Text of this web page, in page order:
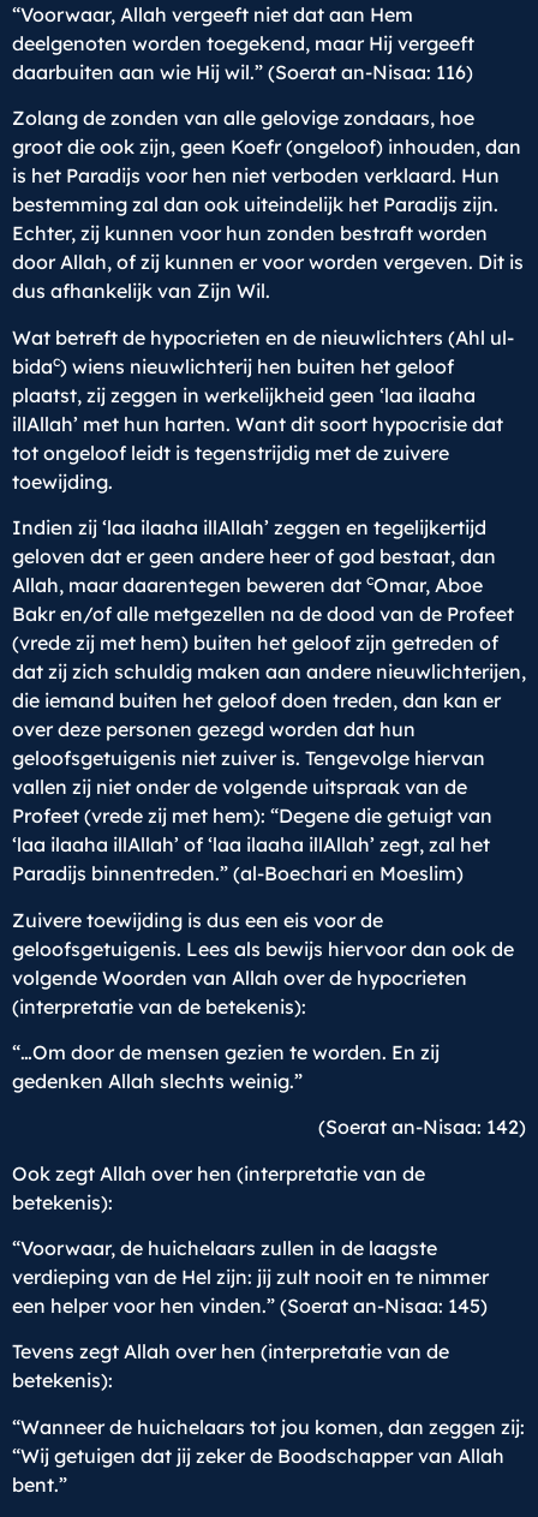
“Voorwaar, Allah vergeeft niet dat aan Hem
deelgenoten worden toegekend, maar Hij vergeeft
daarbuiten aan wie Hij wil.” (Soerat an-Nisaa: 116)
Zolang de zonden van alle gelovige zondaars, hoe
groot die ook zijn, geen Koefr (ongeloof) inhouden, dan
is het Paradijs voor hen niet verboden verklaard. Hun
bestemming zal dan ook uiteindelijk het Paradijs zijn.
Echter, zij kunnen voor hun zonden bestraft worden
door Allah, of zij kunnen er voor worden vergeven. Dit is
dus afhankelijk van Zijn Wil.
Wat betreft de hypocrieten en de nieuwlichters (Ahl ul-
bidac) wiens nieuwlichterij hen buiten het geloof
plaatst, zij zeggen in werkelijkheid geen ‘laa ilaaha
illAllah’ met hun harten. Want dit soort hypocrisie dat
tot ongeloof leidt is tegenstrijdig met de zuivere
toewijding.
Indien zij ‘laa ilaaha illAllah’ zeggen en tegelijkertijd
geloven dat er geen andere heer of god bestaat, dan
Allah, maar daarentegen beweren dat cOmar, Aboe
Bakr en/of alle metgezellen na de dood van de Profeet
(vrede zij met hem) buiten het geloof zijn getreden of
dat zij zich schuldig maken aan andere nieuwlichterijen,
die iemand buiten het geloof doen treden, dan kan er
over deze personen gezegd worden dat hun
geloofsgetuigenis niet zuiver is. Tengevolge hiervan
vallen zij niet onder de volgende uitspraak van de
Profeet (vrede zij met hem): “Degene die getuigt van
‘laa ilaaha illAllah’ of ‘laa ilaaha illAllah’ zegt, zal het
Paradijs binnentreden.” (al-Boechari en Moeslim)
Zuivere toewijding is dus een eis voor de
geloofsgetuigenis. Lees als bewijs hiervoor dan ook de
volgende Woorden van Allah over de hypocrieten
(interpretatie van de betekenis):
“…Om door de mensen gezien te worden. En zij
gedenken Allah slechts weinig.”
(Soerat an-Nisaa: 142)
Ook zegt Allah over hen (interpretatie van de
betekenis):
“Voorwaar, de huichelaars zullen in de laagste
verdieping van de Hel zijn: jij zult nooit en te nimmer
een helper voor hen vinden.” (Soerat an-Nisaa: 145)
Tevens zegt Allah over hen (interpretatie van de
betekenis):
“Wanneer de huichelaars tot jou komen, dan zeggen zij:
“Wij getuigen dat jij zeker de Boodschapper van Allah
bent.”